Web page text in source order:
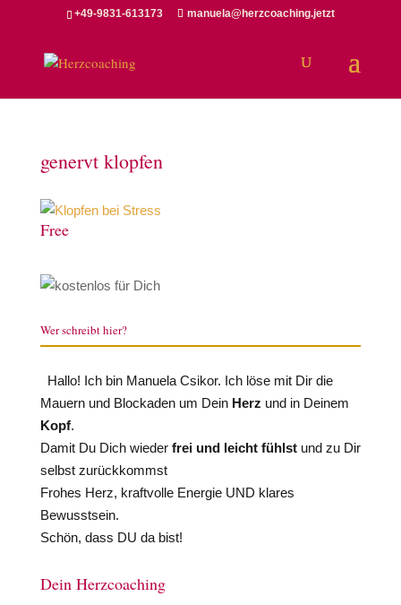
+49-9831-613173 manuela@herzcoaching.jetzt
genervt klopfen
Free
Wer schreibt hier?
Hallo! Ich bin Manuela Csikor. Ich löse mit Dir die
Mauern und Blockaden um Dein Herz und in Deinem
Kopf.
Damit Du Dich wieder frei und leicht fühlstund zu Dir
selbst zurückkommst
Frohes Herz, kraftvolle Energie UND klares
Bewusstsein.
Schön, dass DU da bist!
Dein Herzcoaching